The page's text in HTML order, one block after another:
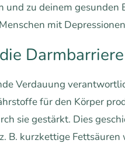
und zu deinem
mit
Darmbarriere
Verdauung
für den Körper
sie gestärkt. Dies
B. kurzkettige